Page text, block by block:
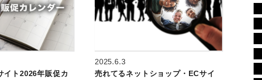
イト2026年販促カ
2025.6.3
売れてるネットショップ・ECサイ